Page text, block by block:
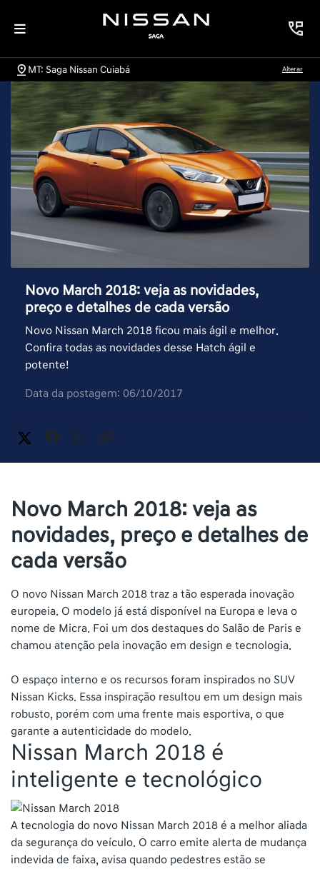
MT: Saga Nissan Cuiabá Alterar
Novo March 2018: veja as novidades,
preço e detalhes de cada versão
Novo Nissan March 2018 ficou mais ágil e melhor.
Confira todas as novidades desse Hatch ágil e
potente!
Data da postagem: 06/10/2017
Novo March 2018: veja as
novidades, preço e detalhes de
cada versão
O novo Nissan March 2018 traz a tão esperada inovação
europeia. O modelo já está disponível na Europa e leva o
nome de Micra. Foi um dos destaques do Salão de Paris e
chamou atenção pela inovação em design e tecnologia.
O espaço interno e os recursos foram inspirados no SUV
Nissan Kicks. Essa inspiração resultou em um design mais
robusto, porém com uma frente mais esportiva, o que
garante a autenticidade do modelo.
Nissan March 2018 é
inteligente e tecnológico
A tecnologia do novo Nissan March 2018 é a melhor aliada
da segurança do veículo. O carro emite alerta de mudança
indevida de faixa, avisa quando pedestres estão se